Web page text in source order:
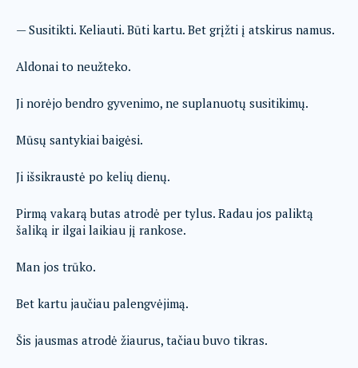
— Susitikti. Keliauti. Būti kartu. Bet grįžti į atskirus namus.
Aldonai to neužteko.
Ji norėjo bendro gyvenimo, ne suplanuotų susitikimų.
Mūsų santykiai baigėsi.
Ji išsikraustė po kelių dienų.
Pirmą vakarą butas atrodė per tylus. Radau jos paliktą
šaliką ir ilgai laikiau jį rankose.
Man jos trūko.
Bet kartu jaučiau palengvėjimą.
Šis jausmas atrodė žiaurus, tačiau buvo tikras.